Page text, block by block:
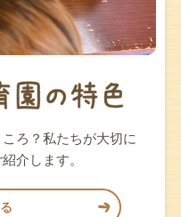
ろ？私たちが大切に
介します。